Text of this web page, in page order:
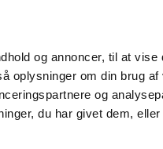
og annoncer, til at
oplysninger om din brug
og
du har givet dem,
og grovvarer
227, Skave 7500